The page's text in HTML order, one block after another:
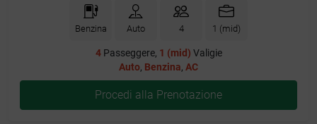
Benzina Auto 4 1 (mid)
4Passeggere, 1 (mid) Valigie
Auto, Benzina, AC
Procedi alla Prenotazione